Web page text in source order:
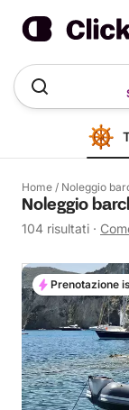
Home / Noleggio
Noleggio
104 risultati ·
Prenotazione